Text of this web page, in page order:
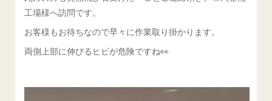
工場様へ訪問です。
お客様もお待ちなので早々に作業取り掛かります。
両側上部に伸びるヒビが危険ですね👀